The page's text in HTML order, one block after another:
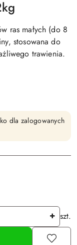
ras małych (do 8
stosowana do
trawienia.
dla zalogowanych
szt.